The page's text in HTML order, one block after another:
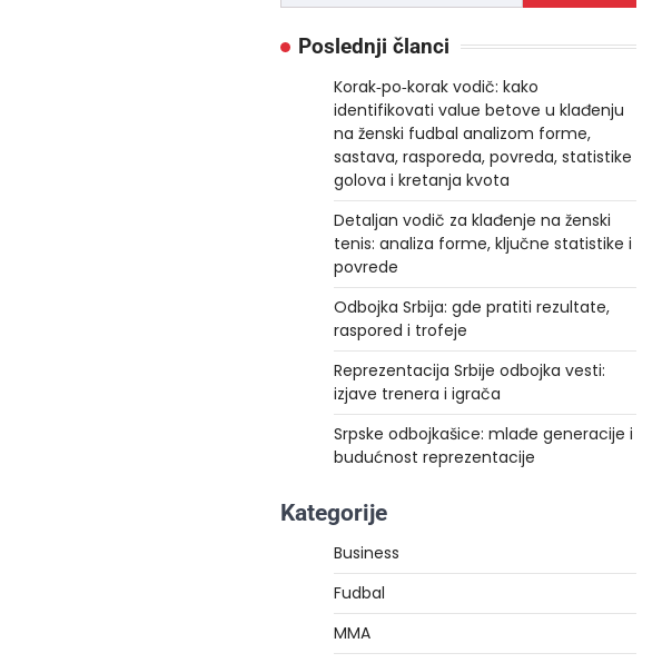
Poslednji članci
Korak‑po‑korak vodič: kako
identifikovati value betove u klađenju
na ženski fudbal analizom forme,
sastava, rasporeda, povreda, statistike
golova i kretanja kvota
Detaljan vodič za klađenje na ženski
tenis: analiza forme, ključne statistike i
povrede
Odbojka Srbija: gde pratiti rezultate,
raspored i trofeje
Reprezentacija Srbije odbojka vesti:
izjave trenera i igrača
Srpske odbojkašice: mlađe generacije i
budućnost reprezentacije
Kategorije
Business
Fudbal
MMA